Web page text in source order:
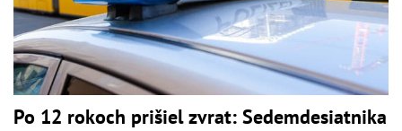
Po 12 rokoch prišiel zvrat: Sedemdesiatnika